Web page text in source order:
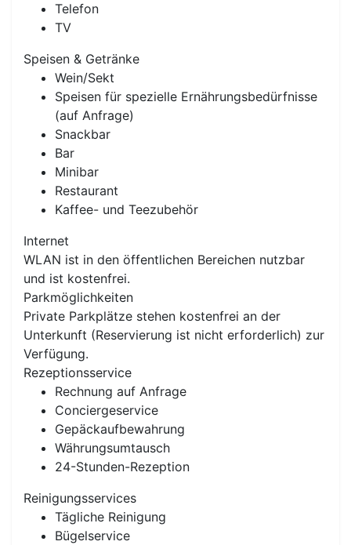
Telefon
TV
Speisen & Getränke
Wein/Sekt
Speisen für spezielle Ernährungsbedürfnisse
(auf Anfrage)
Snackbar
Bar
Minibar
Restaurant
Kaffee- und Teezubehör
Internet
WLAN ist in den öffentlichen Bereichen nutzbar
und ist kostenfrei.
Parkmöglichkeiten
Private Parkplätze stehen kostenfrei an der
Unterkunft (Reservierung ist nicht erforderlich) zur
Verfügung.
Rezeptionsservice
Rechnung auf Anfrage
Conciergeservice
Gepäckaufbewahrung
Währungsumtausch
24-Stunden-Rezeption
Reinigungsservices
Tägliche Reinigung
Bügelservice